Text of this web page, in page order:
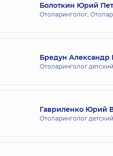
Болоткин Юрий
Отоларинголог;
Бредун Александр
Отоларинголог
Гавриленко Юрий
Отоларинголог